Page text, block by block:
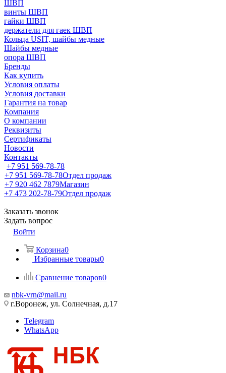
ШВП
винты ШВП
гайки ШВП
держатели для гаек ШВП
Кольца USIT, шайбы медные
Шайбы медные
опора ШВП
Бренды
Как купить
Условия оплаты
Условия доставки
Гарантия на товар
Компания
О компании
Реквизиты
Сертификаты
Новости
Контакты
+7 951 569-78-78
+7 951 569-78-78Отдел продаж
+7 920 462 7879Магазин
+7 473 202-78-79Отдел продаж
Заказать звонок
Задать вопрос
Войти
Корзина0
Избранные товары0
Сравнение товаров0
nbk-vrn@mail.ru
г.Воронеж, ул. Солнечная, д.17
Telegram
WhatsApp